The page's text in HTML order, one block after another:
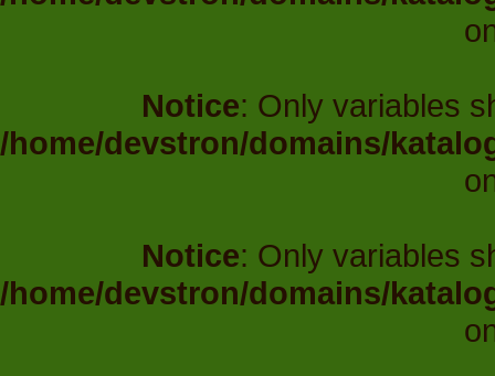
Notice: Only variables
/home/devstron/domains/
Notice: Only variables
/home/devstron/domains/